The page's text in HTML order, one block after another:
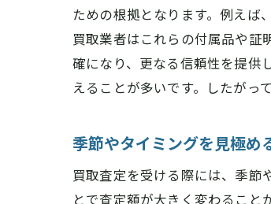
ための根拠となります。例えば
買取業者はこれらの付属品や証
確になり、更なる信頼性を提供
えることが多いです。したがっ
季節やタイミングを見極め
買取査定を受ける際には、季節
とで査定額が大きく変わること